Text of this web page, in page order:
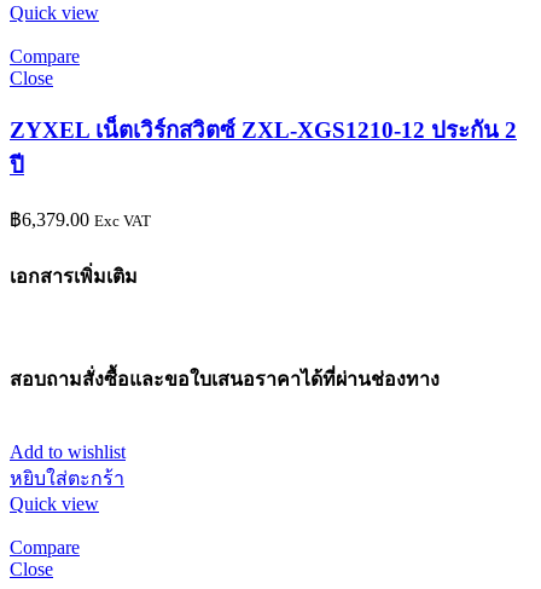
Quick view
Compare
Close
ZYXEL เน็ตเวิร์กสวิตซ์ ZXL-XGS1210-12 ประกัน 2
ปี
฿6,379.00 Exc VAT
เอกสารเพิ่มเติม
สอบถามสั่งซื้อและขอใบเสนอราคาได้ที่ผ่านช่องทาง
Add to wishlist
หยิบใส่ตะกร้า
Quick view
Compare
Close